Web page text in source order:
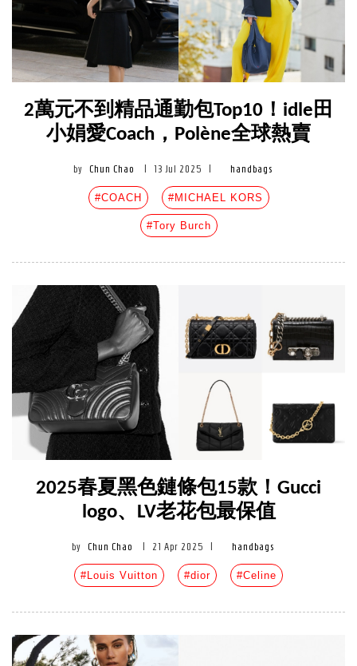
2萬元不到精品通勤包Top10！idle田
小娟愛Coach，Polène全球熱賣
by Chun Chao 13 Jul 2025 handbags
#COACH #MICHAEL KORS
#Tory Burch
2025春夏黑色鏈條包15款！Gucci
logo、LV老花包最保值
by Chun Chao 21 Apr 2025 handbags
#Louis Vuitton #dior #Celine